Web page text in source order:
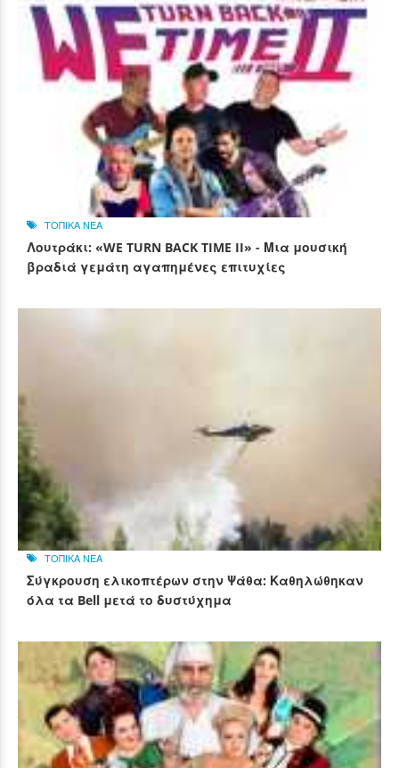
ΤΟΠΙΚΑ ΝΕΑ
Λουτράκι: «WE TURN BACK TIME II» - Μια μουσική
βραδιά γεμάτη αγαπημένες επιτυχίες
ΤΟΠΙΚΑ ΝΕΑ
Σύγκρουση ελικοπτέρων στην Ψάθα: Καθηλώθηκαν
όλα τα Bell μετά το δυστύχημα